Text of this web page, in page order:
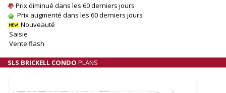
Prix diminué dans les 60 derniers jours
Prix augmenté dans les 60 derniers jours
Nouveauté
Saisie
Vente flash
SLS BRICKELL CONDO PLANS